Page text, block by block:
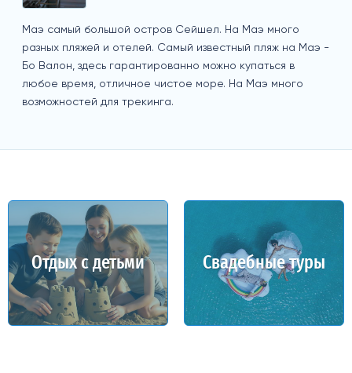
Маэ самый большой остров Сейшел. На Маэ много
разных пляжей и отелей. Самый известный пляж на Маэ -
Бо Валон, здесь гарантированно можно купаться в
любое время, отличное чистое море. На Маэ много
возможностей для трекинга.
Отдых с детьми Свадебные туры